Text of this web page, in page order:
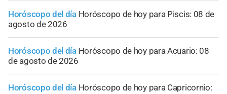
Horóscopo del día Horóscopo de hoy para Piscis: 08 de
agosto de 2026
Horóscopo del día Horóscopo de hoy para Acuario: 08
de agosto de 2026
Horóscopo del día Horóscopo de hoy para Capricornio: